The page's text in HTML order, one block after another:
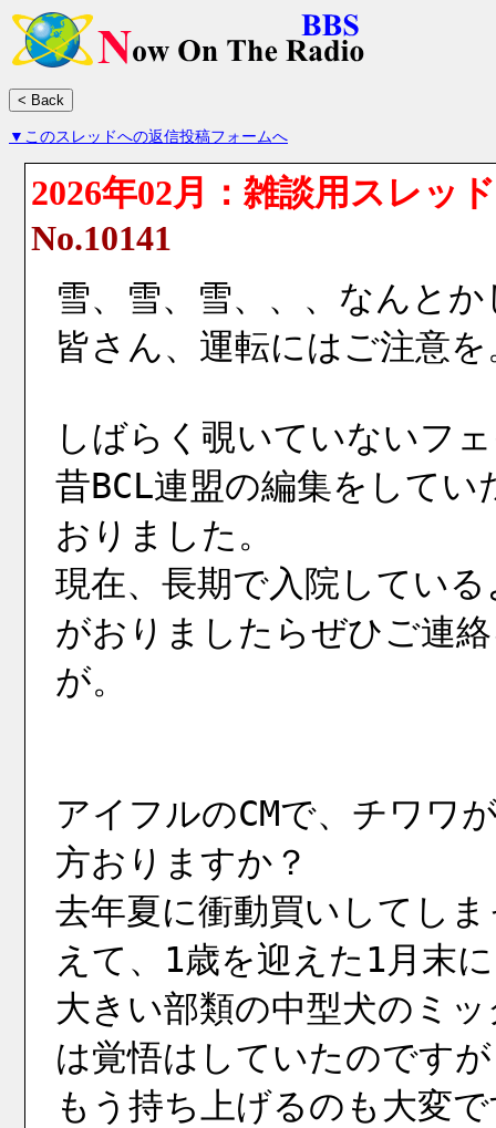
▼このスレッドへの返信投稿フォームへ
2026年02月：雑談用スレッド
No.10141
雪、雪、雪、、、なんと
皆さん、運転にはご注意を
しばらく覗いていないフ
昔BCL連盟の編集をして
おりました。
現在、長期で入院してい
がおりましたらぜひご連
が。
アイフルのCMで、チワワ
方おりますか？
去年夏に衝動買いしてし
えて、1歳を迎えた1月末
大きい部類の中型犬のミ
は覚悟はしていたのです
もう持ち上げるのも大変